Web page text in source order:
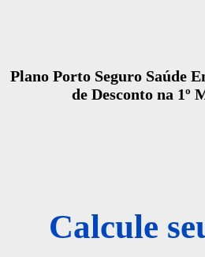
Plano Porto Seguro Saúde
de Desconto na 1º
Calcule